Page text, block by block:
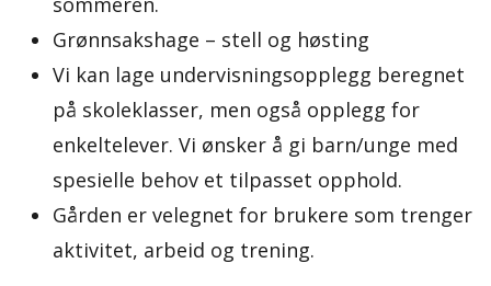
Grønnsakshage – stell og høsting
Vi kan lage undervisningsopplegg beregnet
på skoleklasser, men også opplegg for
enkeltelever. Vi ønsker å gi barn/unge med
spesielle behov et tilpasset opphold.
Gården er velegnet for brukere som trenger
aktivitet, arbeid og trening.